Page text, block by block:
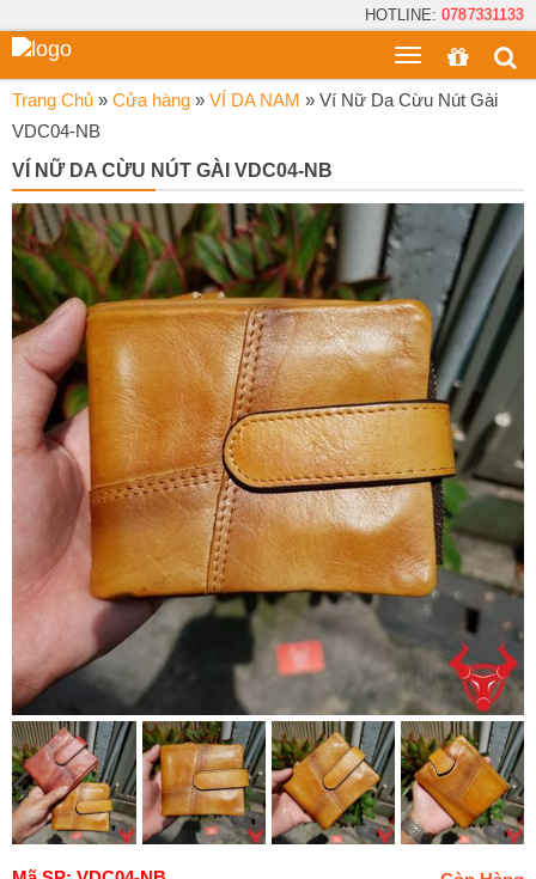
HOTLINE: 0787331133
Toggle
menu
Trang Chủ » Cửa hàng » VÍ DA NAM » Ví Nữ Da Cừu Nút Gài
VDC04-NB
VÍ NỮ DA CỪU NÚT GÀI VDC04-NB